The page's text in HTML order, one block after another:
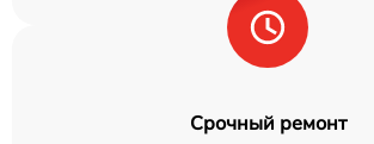
Срочный ремонт